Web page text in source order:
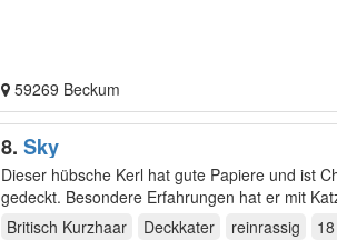
59269 Beckum
8. Sky
Dieser hübsche Kerl hat gute Papiere und ist
Britisch Kurzhaar
Deckkater reinrassig